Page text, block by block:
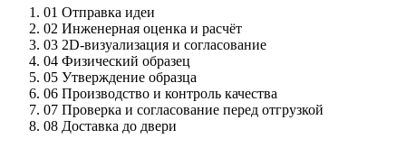
01 Отправка идеи
02 Инженерная оценка и расчёт
03 2D-визуализация и согласование
04 Физический образец
05 Утверждение образца
06 Производство и контроль качества
07 Проверка и согласование перед отгрузкой
08 Доставка до двери